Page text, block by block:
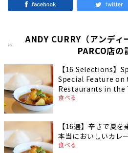
ANDY CURRY（アンディ
PARCO店の
【16 Selections】
Special Feature
Restaurants in the
食べる
【16選】辛さで夏
本当においしいカレ
食べる